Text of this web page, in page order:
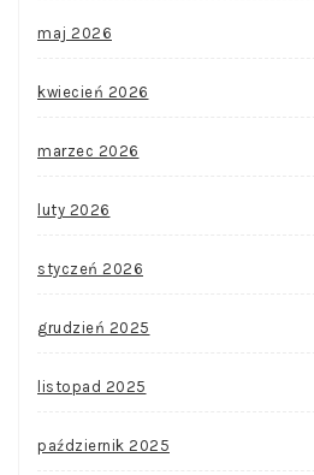
maj 2026
kwiecień 2026
marzec 2026
luty 2026
styczeń 2026
grudzień 2025
listopad 2025
październik 2025